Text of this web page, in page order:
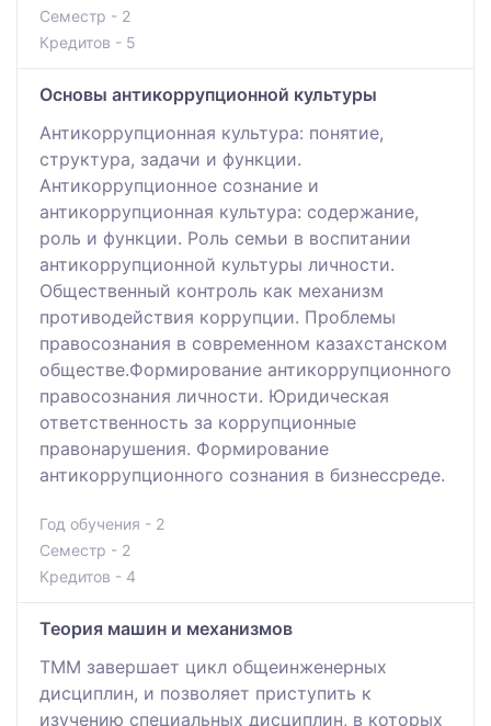
Семестр - 2
Кредитов - 5
Основы антикоррупционной культуры
Антикоррупционная культура: понятие,
структура, задачи и функции.
Антикоррупционное сознание и
антикоррупционная культура: содержание,
роль и функции. Роль семьи в воспитании
антикоррупционной культуры личности.
Общественный контроль как механизм
противодействия коррупции. Проблемы
правосознания в современном казахстанском
обществе.Формирование антикоррупционного
правосознания личности. Юридическая
ответственность за коррупционные
правонарушения. Формирование
антикоррупционного сознания в бизнессреде.
Год обучения - 2
Семестр - 2
Кредитов - 4
Теория машин и механизмов
ТММ завершает цикл общеинженерных
дисциплин, и позволяет приступить к
изучению специальных дисциплин, в которых